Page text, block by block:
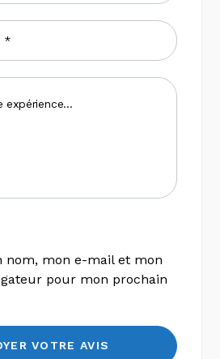
nom, mon e-mail et mon
pour mon prochain